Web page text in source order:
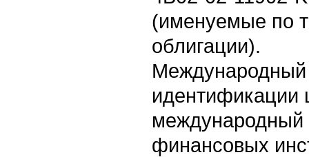
(именуемые по
облигации).
идентификации
международный
финансовых